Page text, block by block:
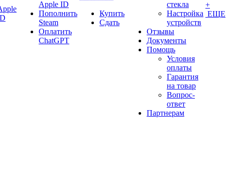
Apple ID
Пополнить
Steam
Оплатить
ChatGPT
Купить
Сдать
стекла
Настройка
устройств
Отзывы
Документы
Помощь
Условия
оплаты
Гарантия
на товар
Вопрос-
ответ
Партнерам
+
ЕЩЕ